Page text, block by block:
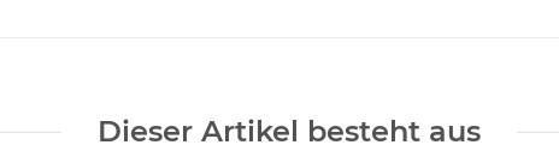
Dieser Artikel besteht aus